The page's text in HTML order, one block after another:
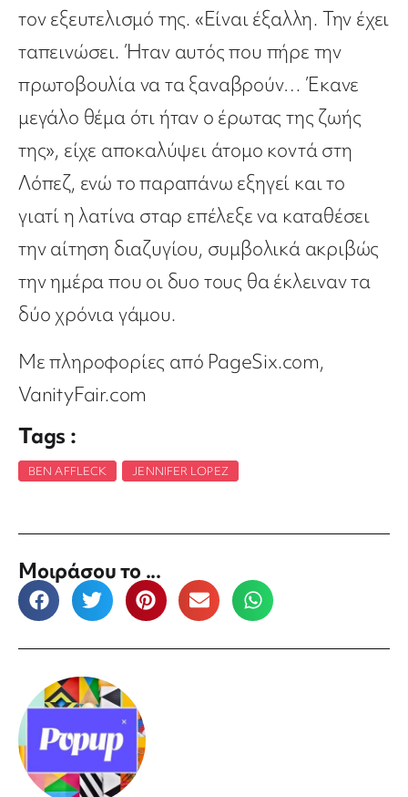
τον εξευτελισμό της. «Είναι έξαλλη. Την έχει
ταπεινώσει. Ήταν αυτός που πήρε την
πρωτοβουλία να τα ξαναβρούν… Έκανε
μεγάλο θέμα ότι ήταν ο έρωτας της ζωής
της», είχε αποκαλύψει άτομο κοντά στη
Λόπεζ, ενώ το παραπάνω εξηγεί και το
γιατί η λατίνα σταρ επέλεξε να καταθέσει
την αίτηση διαζυγίου, συμβολικά ακριβώς
την ημέρα που οι δυο τους θα έκλειναν τα
δύο χρόνια γάμου.
Με πληροφορίες από PageSix.com,
VanityFair.com
Tags :
BEN AFFLECK JENNIFER LOPEZ
Μοιράσου το ...